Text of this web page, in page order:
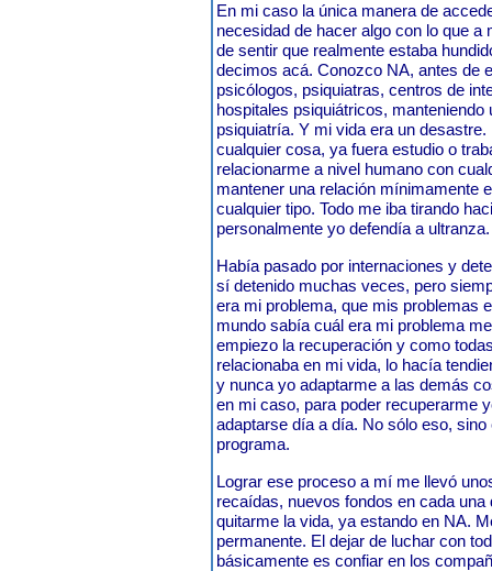
En mi caso la única manera de
necesidad de hacer algo con lo que
de sentir que realmente estaba
decimos acá. Conozco NA, antes de
psicólogos, psiquiatras, centros de
hospitales psiquiátricos, manteniendo
psiquiatría. Y mi vida era un
cualquier cosa, ya fuera estudio o
relacionarme a nivel humano con
mantener una relación mínimamente
cualquier tipo. Todo me iba tirando
personalmente yo defendía a
Había pasado por internaciones y
sí detenido muchas veces, pero
era mi problema, que mis problemas
mundo sabía cuál era mi problema
empiezo la recuperación y como
relacionaba en mi vida, lo hacía
y nunca yo adaptarme a las demás
en mi caso, para poder recuperarme
adaptarse día a día. No sólo eso,
programa.
Lograr ese proceso a mí me llevó
recaídas, nuevos fondos en cada una
quitarme la vida, ya estando en NA.
permanente. El dejar de luchar con
básicamente es confiar en los